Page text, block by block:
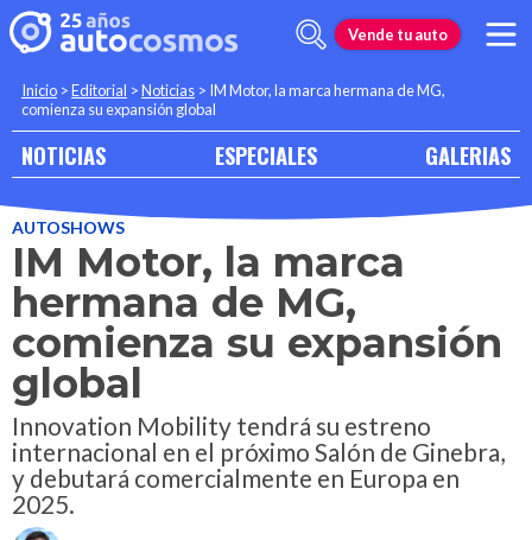
Vende tu auto
Inicio >Editorial >Noticias > IM Motor, la marca hermana de MG,
comienza su expansión global
NOTICIAS ESPECIALES GALERIAS
AUTOSHOWS
IM Motor, la marca
hermana de MG,
comienza su expansión
global
Innovation Mobility tendrá su estreno
internacional en el próximo Salón de Ginebra,
y debutará comercialmente en Europa en
2025.